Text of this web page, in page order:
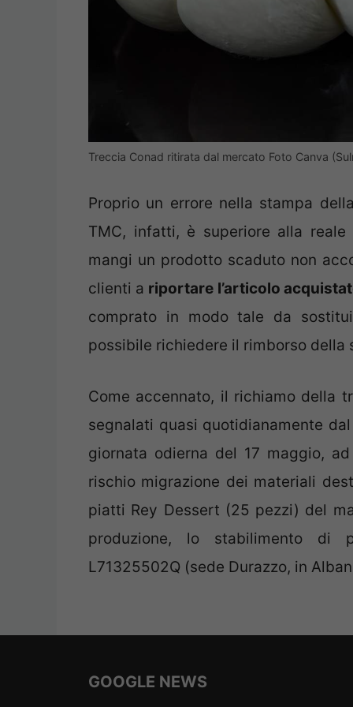
Treccia Conad ritirata dal mercato Foto Canva
Proprio un errore nella stampa
TMC, infatti, è superiore alla reale
mangi un prodotto scaduto non
clienti a riportare l’articolo
comprato in modo tale da
possibile richiedere il rimborso della
Come accennato, il richiamo della
segnalati quasi quotidianamente
giornata odierna del 17 maggio,
rischio migrazione dei materiali
piatti Rey Dessert (25 pezzi) del
produzione, lo stabilimento di
L71325502Q (sede Durazzo, in
GOOGLE NEWS